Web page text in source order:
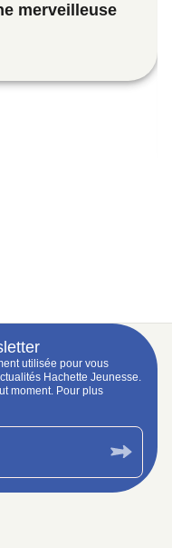
merveilleuse
utilisée pour vous
Hachette Jeunesse.
moment. Pour plus